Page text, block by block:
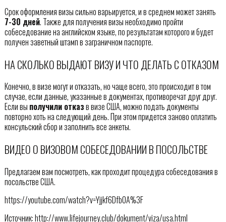
Срок оформления визы сильно варьируется, и в среднем может занять
7-30 дней. Также для получения визы необходимо пройти
собеседование на английском языке, по результатам которого и будет
получен заветный штамп в заграничном паспорте.
НА СКОЛЬКО ВЫДАЮТ ВИЗУ И ЧТО ДЕЛАТЬ С ОТКАЗОМ
Конечно, в визе могут и отказать, но чаще всего, это происходит в том
случае, если данные, указанные в документах, противоречат друг друг.
Если вы получили отказв визе США, можно подать документы
повторно хоть на следующий день. При этом придется заново оплатить
консульский сбор и заполнить все анкеты.
ВИДЕО О ВИЗОВОМ СОБЕСЕДОВАНИИ В ПОСОЛЬСТВЕ
Предлагаем вам посмотреть, как проходит процедура собеседования в
посольстве США.
https://youtube.com/watch?v=Yjjkf6Dfb0A%3F
Источник: http://www.lifejourney.club/dokument/viza/usa.html